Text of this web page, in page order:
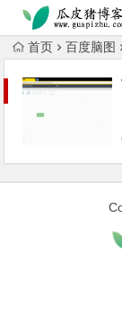
跳转到主内容
首页 百度脑图